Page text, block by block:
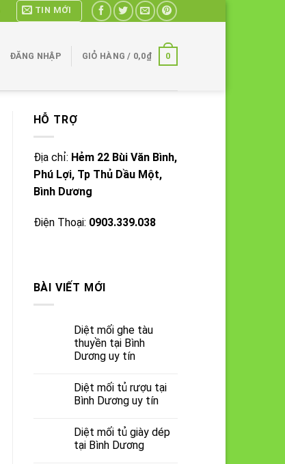
TIN MỚI
ĐĂNG NHẬP GIỎ HÀNG / 0,0₫ 0
HỖ TRỢ
Địa chỉ: Hẻm 22 Bùi Văn Bình,
Phú Lợi, Tp Thủ Dầu Một,
Bình Dương
Điện Thoại: 0903.339.038
BÀI VIẾT MỚI
Diệt mối ghe tàu
thuyền tại Bình
Dương uy tín
Diệt mối tủ rượu tại
Bình Dương uy tín
Diệt mối tủ giày dép
tại Bình Dương